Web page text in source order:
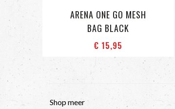
ARENA ONE GO MESH
BAG BLACK
€ 15,95
Shop meer